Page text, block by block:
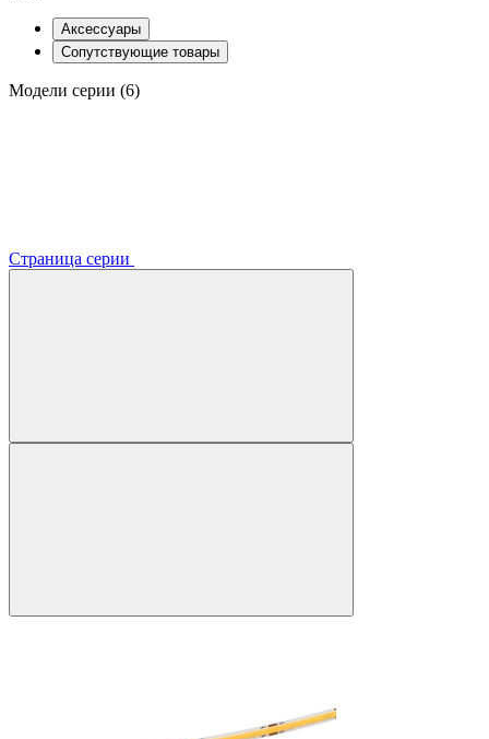
Аксессуары
Сопутствующие товары
Модели серии (6)
Страница серии